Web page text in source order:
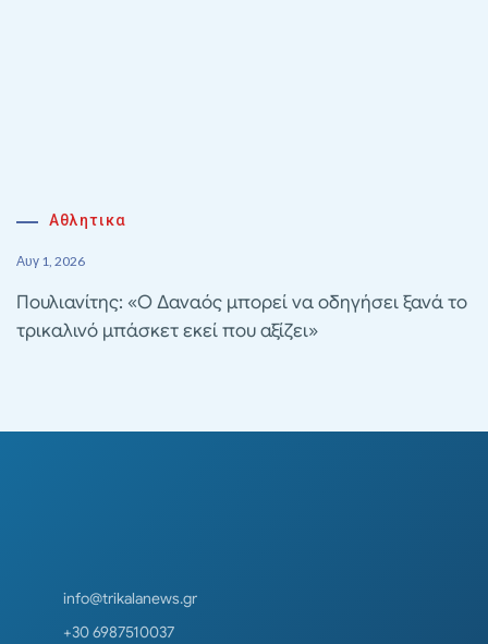
Αθλητικα
Αυγ 1, 2026
Πουλιανίτης: «Ο Δαναός μπορεί να οδηγήσει ξανά το
τρικαλινό μπάσκετ εκεί που αξίζει»
info@trikalanews.gr
+30 6987510037